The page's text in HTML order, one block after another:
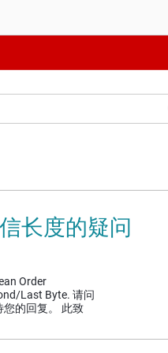
长度的疑问
Order
Last Byte. 请问
您的回复。 此致